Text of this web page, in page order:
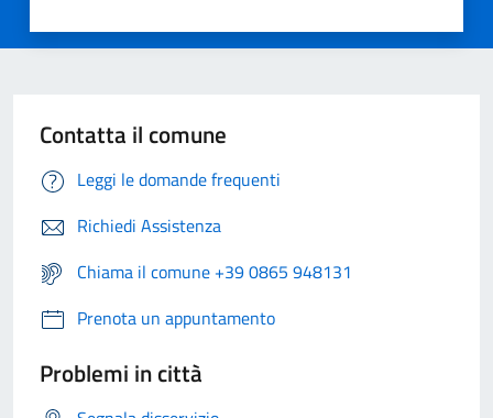
Contatta il comune
Leggi le domande frequenti
Richiedi Assistenza
Chiama il comune +39 0865 948131
Prenota un appuntamento
Problemi in città